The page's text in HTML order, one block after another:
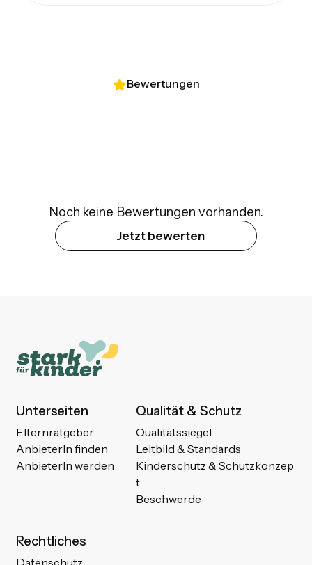
Bewertungen
Noch keine Bewertungen vorhanden.
Jetzt bewerten
Unterseiten
Elternratgeber
AnbieterIn finden
AnbieterIn werden
Qualität & Schutz
Qualitätssiegel
Leitbild & Standards
Kinderschutz & Schutzkonzep
t
Beschwerde
Rechtliches
Datenschutz